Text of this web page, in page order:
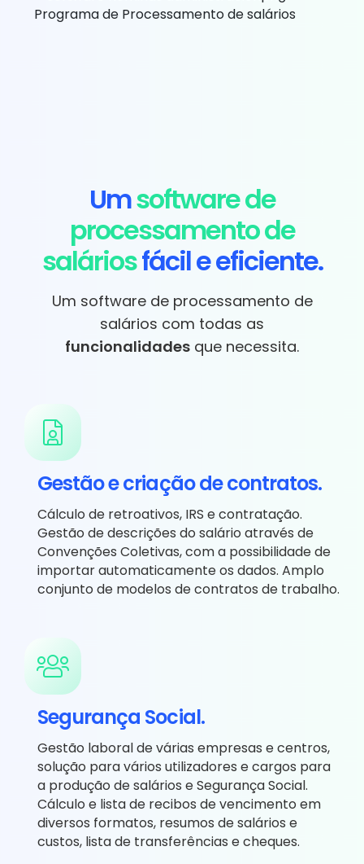
Umsoftware de
processamento de
saláriosfácil e eficiente.
Um software de processamento de
salários com todas as
funcionalidades que necessita.
Gestão e criação de contratos.
Cálculo de retroativos, IRS e contratação.
Gestão de descrições do salário através de
Convenções Coletivas, com a possibilidade de
importar automaticamente os dados. Amplo
conjunto de modelos de contratos de trabalho.
Segurança Social.
Gestão laboral de várias empresas e centros,
solução para vários utilizadores e cargos para
a produção de salários e Segurança Social.
Cálculo e lista de recibos de vencimento em
diversos formatos, resumos de salários e
custos, lista de transferências e cheques.